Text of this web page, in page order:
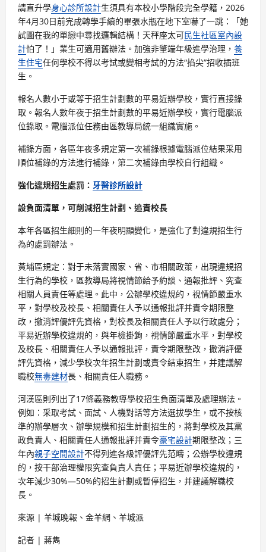
請直升學身心診所設計生須具有本校小學階段完全學籍，2026
年4月30日前完成轉學手續的畢張水瓶在地下室嚇了一跳：「她
試圖在我的單戀中尋找邏輯結構！天秤座太可民生社區室內設
計怕了！」業生可適用舊辦法。加強非肇端年級進學治理， 養
生住宅任何學校不得以考試或變相考試的方法“掐尖”招收插班
生。
報名人數小于或等于招生計劃數的平易近辦學校，實行直接錄
取。報名人數年夜于招生計劃數的平易近辦學校，實行電腦派
位錄取。電腦派位任務由區教導局統一組織實施。
補錄方面，各區年夜多規定第一次補錄根據電腦派位結果采用
順位補錄的方法進行補錄，第二次補錄由學校自行組織。
強化違規招生處罰： 牙醫診所設計
設負面清單，可削減招生計劃、追責校長
本年各區招生細則的一年夜明顯變化，是強化了對違規招生行
為的處罰辦法。
黃埔區規定：對于未落實國家、省、市相關政策，出現違規招
生行為的學校，區教導局將視情節給予約談、通報批評、究查
相關人員責任等處理。此中，公辦學校違規的，視情節嚴重水
平，對學校及校長、相關責任人予以通報批評并責令期限整
改，撤消評優評先資格，對校長及相關責任人予以行政處分；
平易近辦學校違規的，與年檢掛鉤，視情節嚴重水平，對學校
及校長、相關責任人予以通報批評，責令期限整改，撤消評優
評先資格，減少學校次年招生計劃或責令結束招生，并建議解
職校無毒建材長、相關責任人職務。
河漢區則列出了17條義務教導學校招生負面清單及處理辦法。
例如：采取考試、面試、人機對話等方法選拔學生，或不按核
準的辦學層次、辦學規模和招生計劃招生的，將對學校及其黨
政負責人、相關責任人通報批評并責令豪宅設計期限整改；三
年內親子空間設計不得列進各級評優評先范疇；公辦學校違規
的，按干部治理權限究查負責人責任；平易近辦學校違規的，
次年減少30%—50%的招生計劃或暫停招生，并建議解職校
長。
來源 | 羊城晚報、金羊網、羊城派
記者 | 蔣雋